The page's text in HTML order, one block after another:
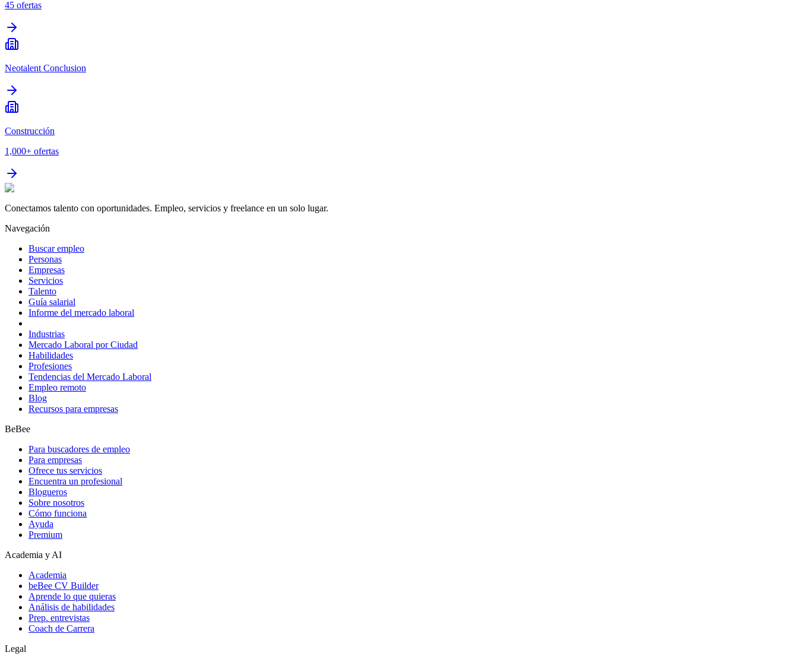
45 ofertas
Neotalent Conclusion
Construcción
1,000+ ofertas
Conectamos talento con oportunidades. Empleo, servicios y freelance en un solo lugar.
Navegación
Buscar empleo
Personas
Empresas
Servicios
Talento
Guía salarial
Informe del mercado laboral
Industrias
Mercado Laboral por Ciudad
Habilidades
Profesiones
Tendencias del Mercado Laboral
Empleo remoto
Blog
Recursos para empresas
BeBee
Para buscadores de empleo
Para empresas
Ofrece tus servicios
Encuentra un profesional
Blogueros
Sobre nosotros
Cómo funciona
Ayuda
Premium
Academia y AI
Academia
beBee CV Builder
Aprende lo que quieras
Análisis de habilidades
Prep. entrevistas
Coach de Carrera
Legal